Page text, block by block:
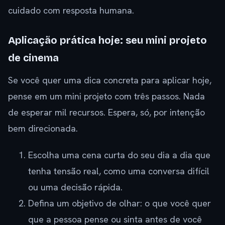
cuidado com resposta humana.
Aplicação prática hoje: seu mini projeto
de cinema
Se você quer uma dica concreta para aplicar hoje,
pense em um mini projeto com três passos. Nada
de esperar mil recursos. Espera, só, por intenção
bem direcionada.
Escolha uma cena curta do seu dia a dia que
tenha tensão real, como uma conversa difícil
ou uma decisão rápida.
Defina um objetivo de olhar: o que você quer
que a pessoa pense ou sinta antes de você